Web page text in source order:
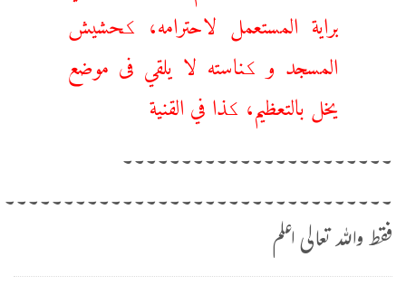
براية المستعمل لاحترامه، کحشيش
المسجد و کناسته لا يلقي فى موضع
يخل بالتعظيم، کذا في القنية
۔۔۔۔۔۔۔۔۔۔۔۔۔۔۔۔۔۔۔۔۔۔۔
۔۔۔۔۔۔۔۔۔۔۔۔۔۔۔۔۔۔۔۔۔۔۔۔۔۔۔۔۔۔۔۔۔
فقط واللہ تعالی اعلم